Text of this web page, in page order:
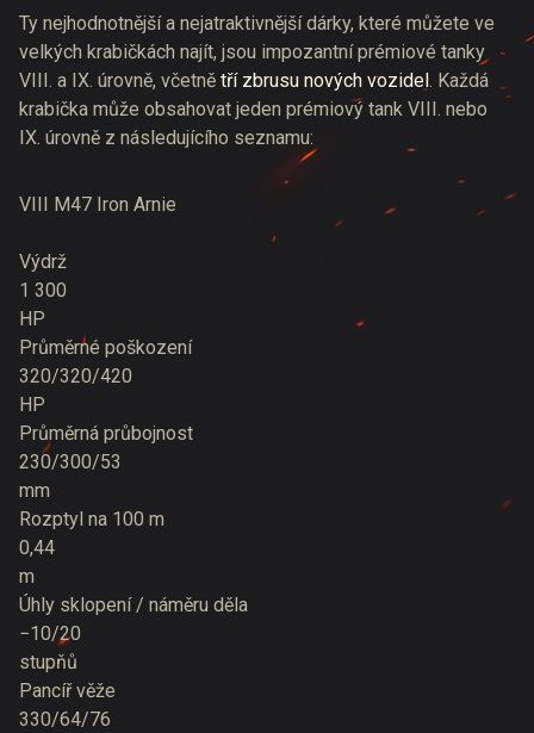
Ty nejhodnotnější a nejatraktivnější dárky, které můžete ve
velkých krabičkách najít, jsou impozantní prémiové tanky
VIII. a IX. úrovně, včetně tří zbrusu nových vozidel . Každá
krabička může obsahovat jeden prémiový tank VIII. nebo
IX. úrovně z následujícího seznamu:
VIII M47 Iron Arnie
Výdrž
1 300
HP
Průměrné poškození
320/320/420
HP
Průměrná průbojnost
230/300/53
mm
Rozptyl na 100 m
0,44
m
Úhly sklopení / náměru děla
−10/20
stupňů
Pancíř věže
330/64/76